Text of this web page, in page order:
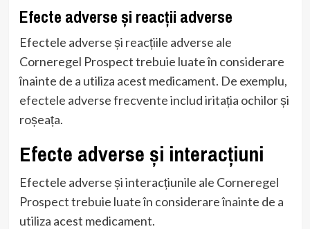
Efecte adverse și reacții adverse
Efectele adverse și reacțiile adverse ale
Corneregel Prospect trebuie luate în considerare
înainte de a utiliza acest medicament. De exemplu,
efectele adverse frecvente includ iritația ochilor și
roșeața.
Efecte adverse și interacțiuni
Efectele adverse și interacțiunile ale Corneregel
Prospect trebuie luate în considerare înainte de a
utiliza acest medicament.